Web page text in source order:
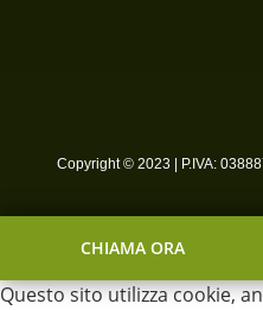
Copyright © 2023 | P.IVA:
CHIAMA ORA
Questo sito utilizza cookie,